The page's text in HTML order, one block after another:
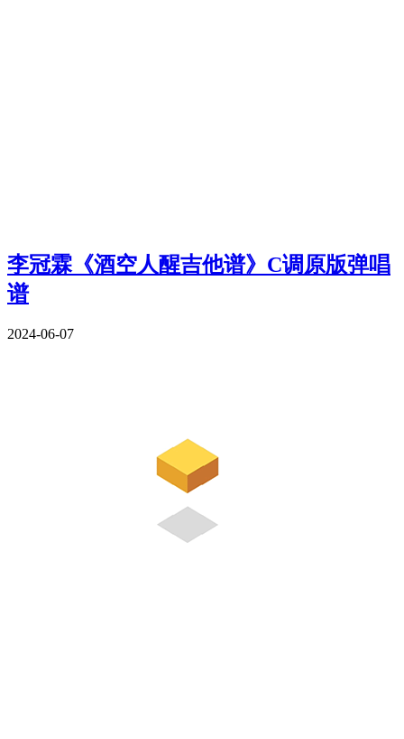
李冠霖《酒空人醒吉他谱》C调原版弹唱
谱
2024-06-07